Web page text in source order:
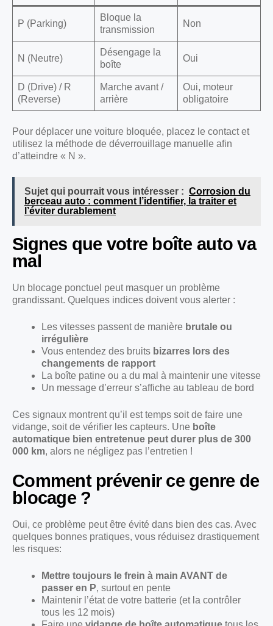
P (Parking)
Bloque la
transmission
Non
N (Neutre)
Désengage la
boîte
Oui
D (Drive) / R
(Reverse)
Marche avant /
arrière
Oui, moteur
obligatoire
Pour déplacer une voiture bloquée, placez le contact et
utilisez la méthode de déverrouillage manuelle afin
d’atteindre « N ».
Sujet qui pourrait vous intéresser : Corrosion du
berceau auto : comment l’identifier, la traiter et
l’éviter durablement
Signes que votre boîte auto va
mal
Un blocage ponctuel peut masquer un problème
grandissant. Quelques indices doivent vous alerter :
Les vitesses passent de manière brutale ou
irrégulière
Vous entendez des bruits bizarres lors des
changements de rapport
La boîte patine ou a du mal à maintenir une vitesse
Un message d’erreur s’affiche au tableau de bord
Ces signaux montrent qu’il est temps soit de faire une
vidange, soit de vérifier les capteurs. Une boîte
automatique bien entretenue peut durer plus de 300
000 km, alors ne négligez pas l’entretien !
Comment prévenir ce genre de
blocage ?
Oui, ce problème peut être évité dans bien des cas. Avec
quelques bonnes pratiques, vous réduisez drastiquement
les risques:
Mettre toujours le frein à main AVANT de
passer en P, surtout en pente
Maintenir l’état de votre batterie (et la contrôler
tous les 12 mois)